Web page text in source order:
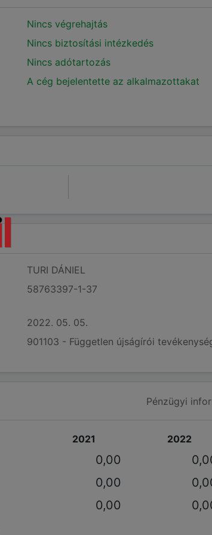
Nincs végrehajtás
Nincs biztosítási intézkedés
Nincs adótartozás
A cég bejelentette az alkalmazottakat
TURI DÁNIEL
58763397-1-37
2022. 05. 05.
901103 - Független újságírói
Pénzügyi
2021 2022
0,00
0,00
0,00